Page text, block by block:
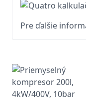
Pre ďalšie